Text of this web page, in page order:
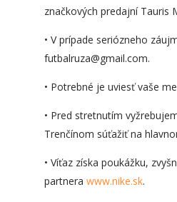
značkových predajní Tauris
• V prípade seriózneho
futbalruza@gmail.com.
• Potrebné je uviesť vaše
• Pred stretnutím
Trenčínom súťažiť na
• Víťaz získa poukážku,
partnera www.nike.sk.